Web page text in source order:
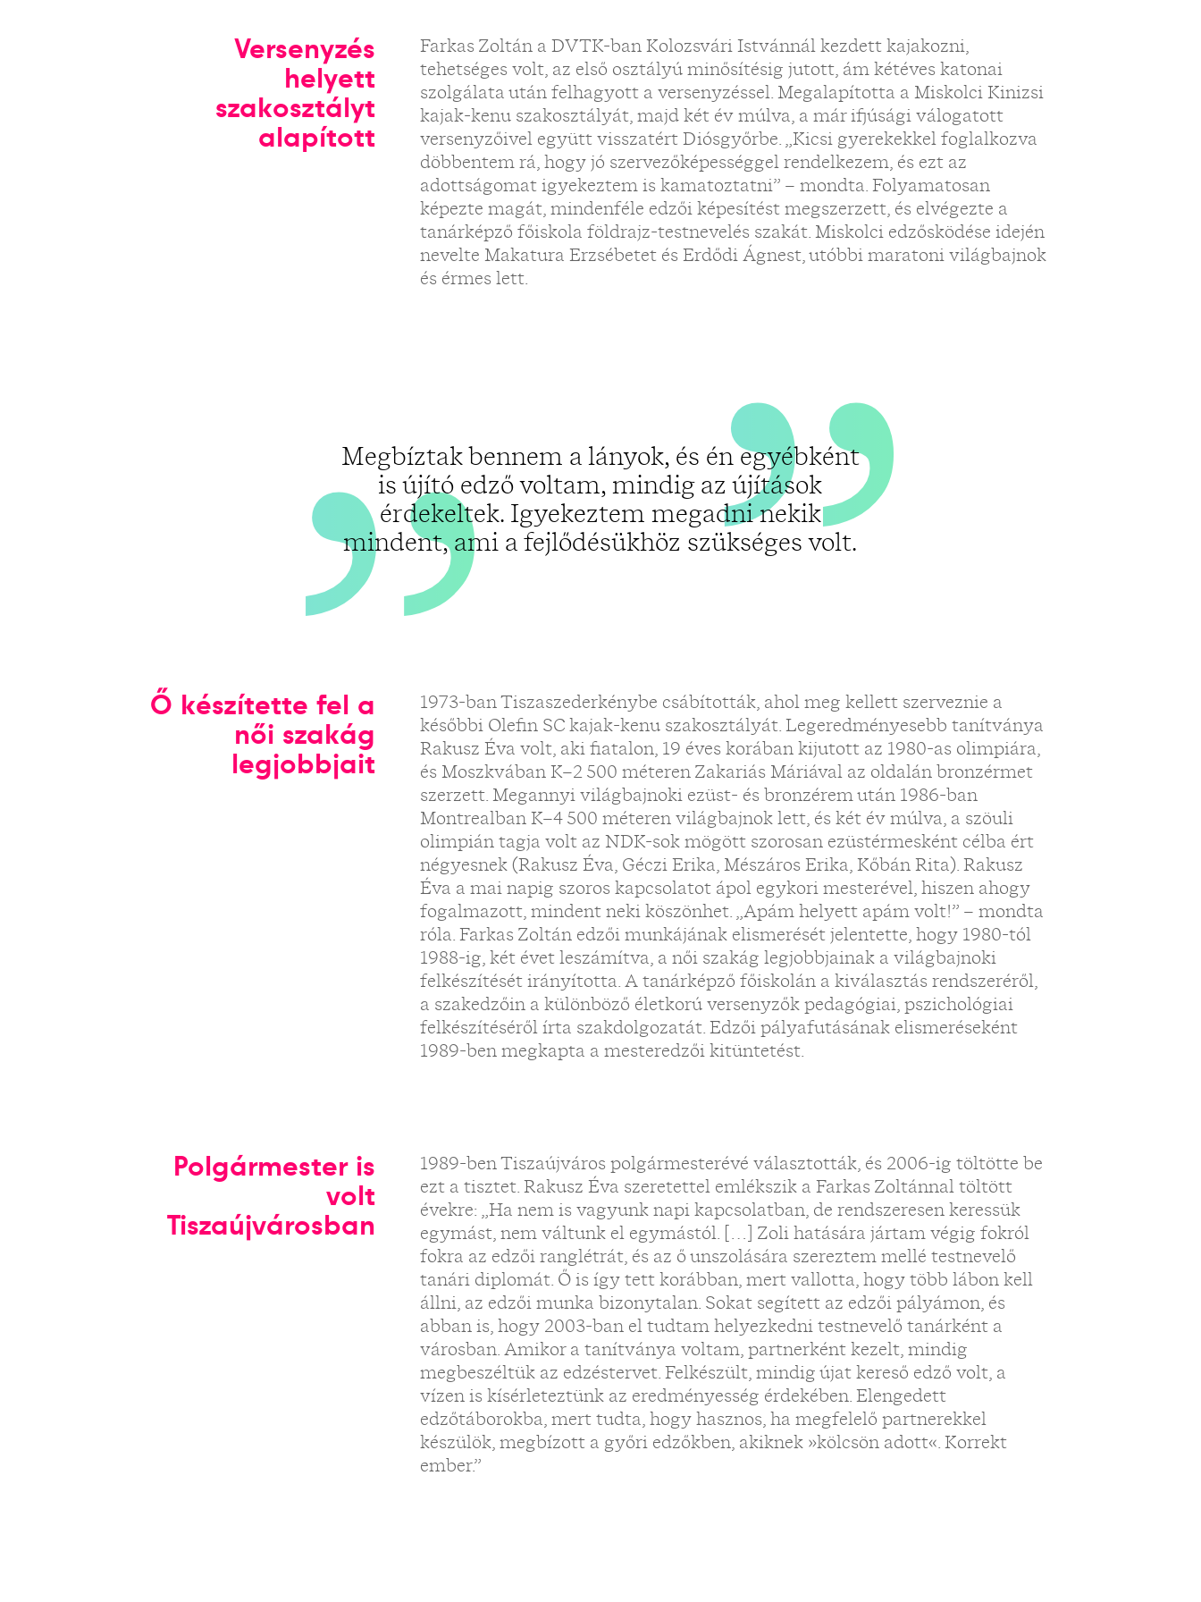
Versenyzés
helyett
szakosztályt
alapított
Farkas Zoltán a DVTK-ban Kolozsvári Istvánnál kezdett kajakozni,
tehetséges volt, az első osztályú minősítésig jutott, ám kétéves katonai
szolgálata után felhagyott a versenyzéssel. Megalapította a Miskolci Kinizsi
kajak-kenu szakosztályát, majd két év múlva, a már ifjúsági válogatott
versenyzőivel együtt visszatért Diósgyőrbe. „Kicsi gyerekekkel foglalkozva
döbbentem rá, hogy jó szervezőképességgel rendelkezem, és ezt az
adottságomat igyekeztem is kamatoztatni” – mondta. Folyamatosan
képezte magát, mindenféle edzői képesítést megszerzett, és elvégezte a
tanárképző főiskola földrajz-testnevelés szakát. Miskolci edzősködése idején
nevelte Makatura Erzsébetet és Erdődi Ágnest, utóbbi maratoni világbajnok
és érmes lett.
Megbíztak bennem a lányok, és én egyébként
is újító edző voltam, mindig az újítások
érdekeltek. Igyekeztem megadni nekik
mindent, ami a fejlődésükhöz szükséges volt.
„ „
Ő készítette fel a
női szakág
legjobbjait
1973-ban Tiszaszederkénybe csábították, ahol meg kellett szerveznie a
későbbi Olefin SC kajak-kenu szakosztályát. Legeredményesebb tanítványa
Rakusz Éva volt, aki fiatalon, 19 éves korában kijutott az 1980-as olimpiára,
és Moszkvában K–2 500 méteren Zakariás Máriával az oldalán bronzérmet
szerzett. Megannyi világbajnoki ezüst- és bronzérem után 1986-ban
Montrealban K–4 500 méteren világbajnok lett, és két év múlva, a szöuli
olimpián tagja volt az NDK-sok mögött szorosan ezüstérmesként célba ért
négyesnek (Rakusz Éva, Géczi Erika, Mészáros Erika, Kőbán Rita). Rakusz
Éva a mai napig szoros kapcsolatot ápol egykori mesterével, hiszen ahogy
fogalmazott, mindent neki köszönhet. „Apám helyett apám volt!” – mondta
róla. Farkas Zoltán edzői munkájának elismerését jelentette, hogy 1980-tól
1988-ig, két évet leszámítva, a női szakág legjobbjainak a világbajnoki
felkészítését irányította. A tanárképző főiskolán a kiválasztás rendszeréről,
a szakedzőin a különböző életkorú versenyzők pedagógiai, pszichológiai
felkészítéséről írta szakdolgozatát. Edzői pályafutásának elismeréseként
1989-ben megkapta a mesteredzői kitüntetést.
Polgármester is
volt
Tiszaújvárosban
1989-ben Tiszaújváros polgármesterévé választották, és 2006-ig töltötte be
ezt a tisztet. Rakusz Éva szeretettel emlékszik a Farkas Zoltánnal töltött
évekre: „Ha nem is vagyunk napi kapcsolatban, de rendszeresen keressük
egymást, nem váltunk el egymástól. […] Zoli hatására jártam végig fokról
fokra az edzői ranglétrát, és az ő unszolására szereztem mellé testnevelő
tanári diplomát. Ő is így tett korábban, mert vallotta, hogy több lábon kell
állni, az edzői munka bizonytalan. Sokat segített az edzői pályámon, és
abban is, hogy 2003-ban el tudtam helyezkedni testnevelő tanárként a
városban. Amikor a tanítványa voltam, partnerként kezelt, mindig
megbeszéltük az edzéstervet. Felkészült, mindig újat kereső edző volt, a
vízen is kísérleteztünk az eredményesség érdekében. Elengedett
edzőtáborokba, mert tudta, hogy hasznos, ha megfelelő partnerekkel
készülök, megbízott a győri edzőkben, akiknek »kölcsön adott«. Korrekt
ember.”